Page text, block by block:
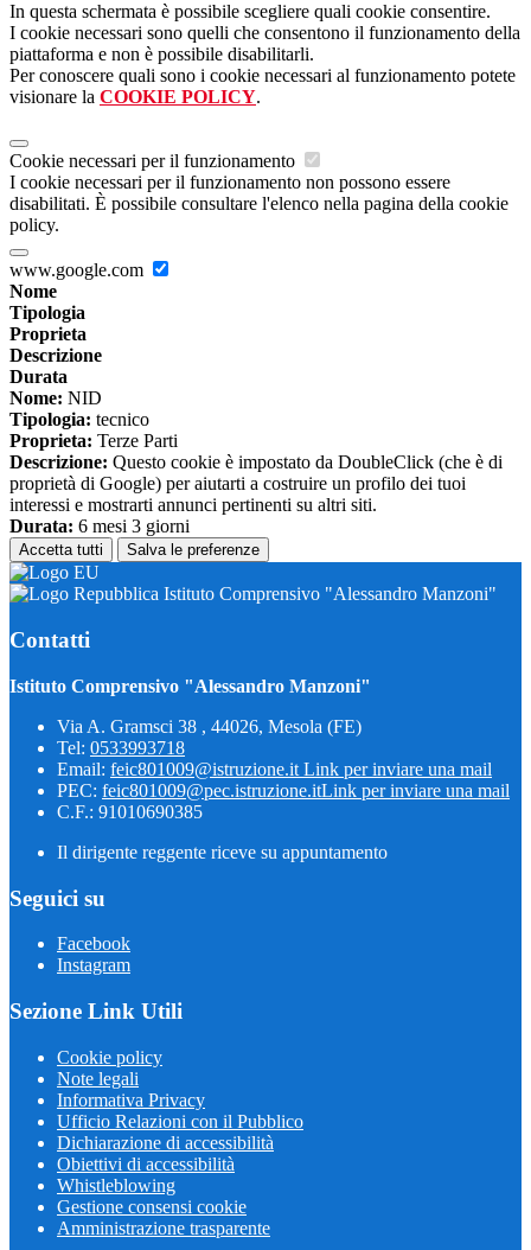
In questa schermata è possibile scegliere quali cookie consentire.
I cookie necessari sono quelli che consentono il funzionamento della
piattaforma e non è possibile disabilitarli.
Per conoscere quali sono i cookie necessari al funzionamento potete
visionare la COOKIE POLICY.
Cookie necessari per il funzionamento
I cookie necessari per il funzionamento non possono essere
disabilitati. È possibile consultare l'elenco nella pagina della cookie
policy.
www.google.com
Nome
Tipologia
Proprieta
Descrizione
Durata
Nome: NID
Tipologia: tecnico
Proprieta: Terze Parti
Descrizione: Questo cookie è impostato da DoubleClick (che è di
proprietà di Google) per aiutarti a costruire un profilo dei tuoi
interessi e mostrarti annunci pertinenti su altri siti.
Durata: 6 mesi 3 giorni
Accetta tutti Salva le preferenze
Istituto Comprensivo "Alessandro Manzoni"
Contatti
Istituto Comprensivo "Alessandro Manzoni"
Via A. Gramsci 38 , 44026, Mesola (FE)
Tel: 0533993718
Email: feic801009@istruzione.it Link per inviare una mail
PEC: feic801009@pec.istruzione.itLink per inviare una mail
C.F.: 91010690385
Il dirigente reggente riceve su appuntamento
Seguici su
Facebook
Instagram
Sezione Link Utili
Cookie policy
Note legali
Informativa Privacy
Ufficio Relazioni con il Pubblico
Dichiarazione di accessibilità
Obiettivi di accessibilità
Whistleblowing
Gestione consensi cookie
Amministrazione trasparente